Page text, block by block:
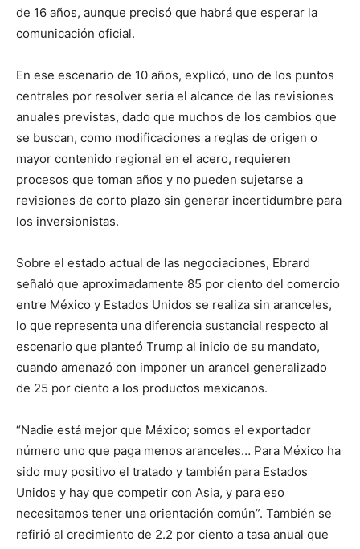
de 16 años, aunque precisó que habrá que esperar la
comunicación oficial.
En ese escenario de 10 años, explicó, uno de los puntos
centrales por resolver sería el alcance de las revisiones
anuales previstas, dado que muchos de los cambios que
se buscan, como modificaciones a reglas de origen o
mayor contenido regional en el acero, requieren
procesos que toman años y no pueden sujetarse a
revisiones de corto plazo sin generar incertidumbre para
los inversionistas.
Sobre el estado actual de las negociaciones, Ebrard
señaló que aproximadamente 85 por ciento del comercio
entre México y Estados Unidos se realiza sin aranceles,
lo que representa una diferencia sustancial respecto al
escenario que planteó Trump al inicio de su mandato,
cuando amenazó con imponer un arancel generalizado
de 25 por ciento a los productos mexicanos.
“Nadie está mejor que México; somos el exportador
número uno que paga menos aranceles… Para México ha
sido muy positivo el tratado y también para Estados
Unidos y hay que competir con Asia, y para eso
necesitamos tener una orientación común”. También se
refirió al crecimiento de 2.2 por ciento a tasa anual que